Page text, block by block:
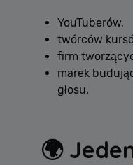
YouTuberów,
twórców
firm
marek
głosu.
🌍